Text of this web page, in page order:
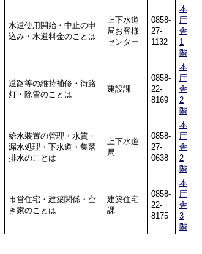
水道使用開始・中止の申
込み・水道料金のことは
上下水道
局お客様
センター
0858-
27-
1132
本
庁
舎
1
階
道路等の維持補修・街路
灯・除雪のことは
建設課
0858-
22-
8169
本
庁
舎
2
階
給水装置の管理・水質・
漏水処理・下水道・集落
排水のことは
上下水道
局
0858-
27-
0638
本
庁
舎
2
階
市営住宅・建築関係・空
き家のことは
建築住宅
課
0858-
22-
8175
本
庁
舎
3
階